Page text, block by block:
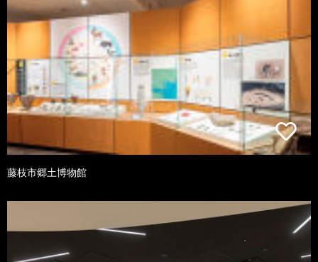
藤枝市郷土博物館